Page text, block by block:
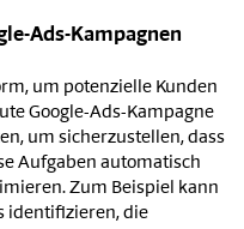
Ads-Kampagnen
um potenzielle Kunden
Google-Ads-Kampagne
um sicherzustellen, dass
Aufgaben automatisch
Zum Beispiel kann
identifizieren, die